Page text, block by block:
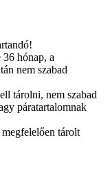
hónap, a
nem szabad
tárolni, nem szabad
páratartalomnak
tárolt